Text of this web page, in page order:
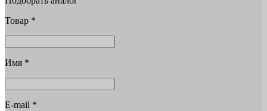
Товар *
Имя *
E-mail *